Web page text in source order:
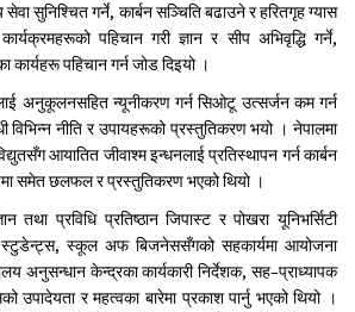
सेवा सुनिश्चित गर्ने, कार्बन सञ्चिति बढाउने र हरितगृह ग्यास
पहिचान गरी ज्ञान र सीप अभिवृद्धि गर्ने,
कार्यहरू पहिचान गर्न जोड दिइयो ।
अनुकूलनसहित न्यूनीकरण गर्न सिओटू उत्सर्जन कम गर्न
विभिन्न नीति र उपायहरूको प्रस्तुतिकरण भयो । नेपालमा
आयातित जीवाश्म इन्धनलाई प्रतिस्थापन गर्न कार्बन
समेत छलफल र प्रस्तुतिकरण भएको थियो ।
तथा प्रविधि प्रतिष्ठान जिपास्ट र पोखरा यूनिभर्सिटी
स्कूल अफ बिजनेससँगको सहकार्यमा आयोजना
अनुसन्धान केन्द्रका कार्यकारी निर्देशक, सह–प्राध्यापक
उपादेयता र महत्वका बारेमा प्रकाश पार्नु भएको थियो ।